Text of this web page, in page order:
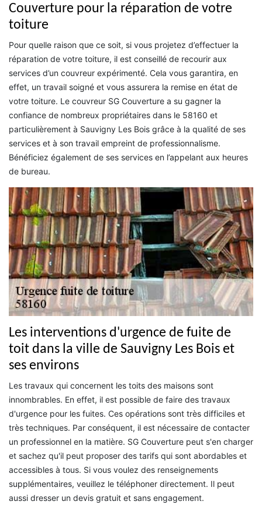
Couverture pour la réparation de votre
toiture
Pour quelle raison que ce soit, si vous projetez d’effectuer la
réparation de votre toiture, il est conseillé de recourir aux
services d’un couvreur expérimenté. Cela vous garantira, en
effet, un travail soigné et vous assurera la remise en état de
votre toiture. Le couvreur SG Couverture a su gagner la
confiance de nombreux propriétaires dans le 58160 et
particulièrement à Sauvigny Les Bois grâce à la qualité de ses
services et à son travail empreint de professionnalisme.
Bénéficiez également de ses services en l’appelant aux heures
de bureau.
Les interventions d'urgence de fuite de
toit dans la ville de Sauvigny Les Bois et
ses environs
Les travaux qui concernent les toits des maisons sont
innombrables. En effet, il est possible de faire des travaux
d'urgence pour les fuites. Ces opérations sont très difficiles et
très techniques. Par conséquent, il est nécessaire de contacter
un professionnel en la matière. SG Couverture peut s'en charger
et sachez qu'il peut proposer des tarifs qui sont abordables et
accessibles à tous. Si vous voulez des renseignements
supplémentaires, veuillez le téléphoner directement. Il peut
aussi dresser un devis gratuit et sans engagement.